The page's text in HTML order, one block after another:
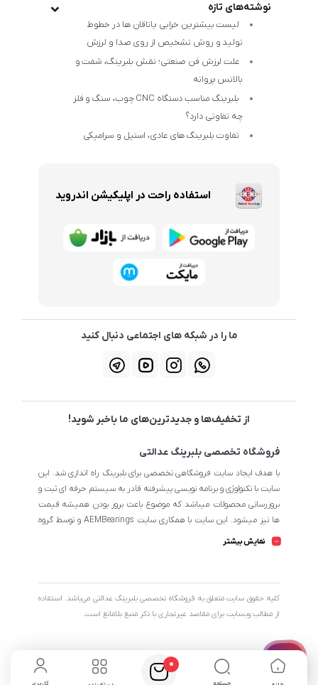
جستجو
0
کاربری
نوشته‌های تازه
لیست بیشترین خرابی‌ یاتاقان ها در خطوط
تولید و روش تشخیص از روی صدا و لرزش
علت لرزش فن صنعتی؛ نقش بلبرینگ، شفت و
بالانس پروانه
بلبرینگ مناسب دستگاه CNC چوب، سنگ و فلز
چه تفاوتی دارد؟
تفاوت بلبرینگ های عادی، استیل و سرامیکی
استفاده راحت در اپلیکیشن اندروید
ما را در شبکه های اجتماعی دنبال کنید
از تخفیف‌ها و جدیدترین‌های ما باخبر شوید!
فروشگاه تخصصی بلبرینگ عدالتی
با هدف ایجاد سایت فروشگاهی تخصصی برای بلبرینگ راه اندازی شد. این
سایت با تکنولوژی و برنامه نویسی پیشرفته قادر به سیستم حرفه ای ثبت و
بروزرسانی محصولات میباشد که موضوع باعث بروز بودن همیشه قیمت
ها نیز میشود. این سایت با همکاری سایت AEMBearings و توسط گروه
فروشگاه انتخاب و خریداری نمایند.
نمایش بیشتر
کليه حقوق سايت متعلق به فروشگاه تخصصی بلبرینگ عدالتی می‌باشد. استفاده
از مطالب وبسایت برای مقاصد غیرتجاری با ذکر منبع بلامانع است.